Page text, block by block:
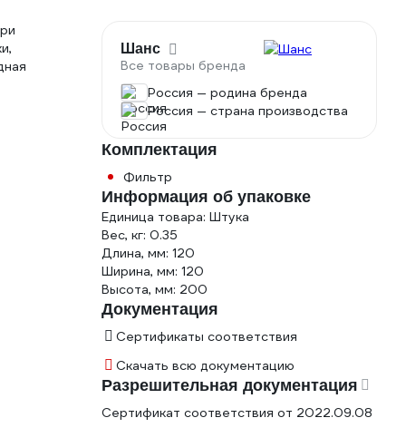
Шанс
Все товары бренда
Россия — родина бренда
Россия — страна производства
Комплектация
Фильтр
Информация об упаковке
Единица товара: Штука
Вес, кг: 0.35
Длина, мм: 120
Ширина, мм: 120
Высота, мм: 200
Документация
Сертификаты соответствия
Скачать всю документацию
Разрешительная документация
Сертификат соответствия от 2022.09.08